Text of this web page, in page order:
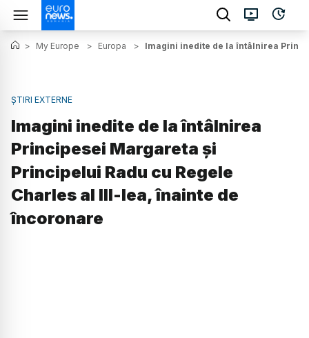
> My Europe > Europa > Imagini inedite de la întâlnirea
ȘTIRI EXTERNE
Imagini inedite de la întâlnirea
Principesei Margareta și
Principelui Radu cu Regele
Charles al III-lea, înainte de
încoronare